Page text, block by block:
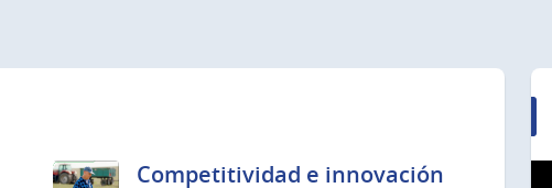
Competitividad e innovación